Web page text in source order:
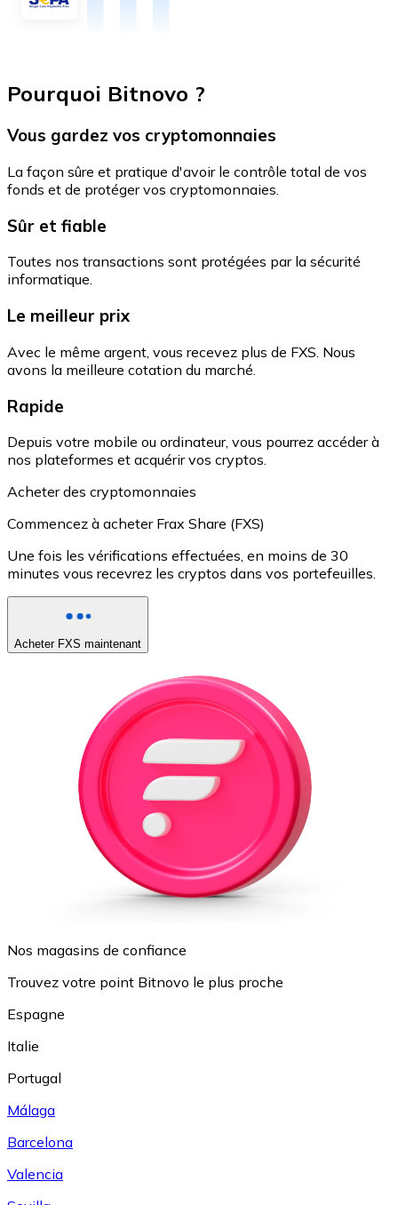
Pourquoi Bitnovo ?
Vous gardez vos cryptomonnaies
La façon sûre et pratique d'avoir le contrôle total de vos
fonds et de protéger vos cryptomonnaies.
Sûr et fiable
Toutes nos transactions sont protégées par la sécurité
informatique.
Le meilleur prix
Avec le même argent, vous recevez plus de FXS. Nous
avons la meilleure cotation du marché.
Rapide
Depuis votre mobile ou ordinateur, vous pourrez accéder à
nos plateformes et acquérir vos cryptos.
Acheter des cryptomonnaies
Commencez à acheter Frax Share (FXS)
Une fois les vérifications effectuées, en moins de 30
minutes vous recevrez les cryptos dans vos portefeuilles.
Acheter FXS maintenant
Nos magasins de confiance
Trouvez votre point Bitnovo le plus proche
Espagne
Italie
Portugal
Málaga
Barcelona
Valencia